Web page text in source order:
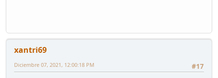
xantri69
#17
Diciembre 07, 2021, 12:00:18 PM